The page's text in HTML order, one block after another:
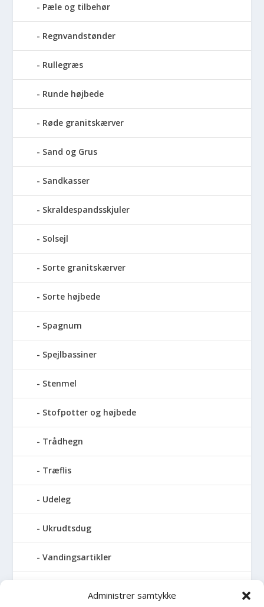
Administrer samtykke
Pæle og tilbehør
Regnvandstønder
Rullegræs
Runde højbede
Røde granitskærver
Sand og Grus
Sandkasser
Skraldespandsskjuler
Solsejl
Sorte granitskærver
Sorte højbede
Spagnum
Spejlbassiner
Stenmel
Stofpotter og højbede
Trådhegn
Træflis
Udeleg
Ukrudtsdug
Vandingsartikler